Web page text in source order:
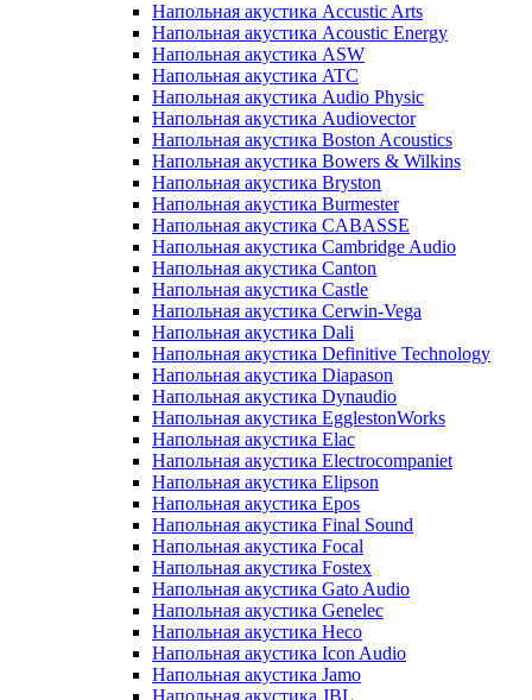
Напольная акустика Accustic Arts
Напольная акустика Acoustic Energy
Напольная акустика ASW
Напольная акустика ATC
Напольная акустика Audio Physic
Напольная акустика Audiovector
Напольная акустика Boston Acoustics
Напольная акустика Bowers & Wilkins
Напольная акустика Bryston
Напольная акустика Burmester
Напольная акустика CABASSE
Напольная акустика Cambridge Audio
Напольная акустика Canton
Напольная акустика Castle
Напольная акустика Cerwin-Vega
Напольная акустика Dali
Напольная акустика Definitive Technology
Напольная акустика Diapason
Напольная акустика Dynaudio
Напольная акустика EgglestonWorks
Напольная акустика Elac
Напольная акустика Electrocompaniet
Напольная акустика Elipson
Напольная акустика Epos
Напольная акустика Final Sound
Напольная акустика Focal
Напольная акустика Fostex
Напольная акустика Gato Audio
Напольная акустика Genelec
Напольная акустика Heco
Напольная акустика Icon Audio
Напольная акустика Jamo